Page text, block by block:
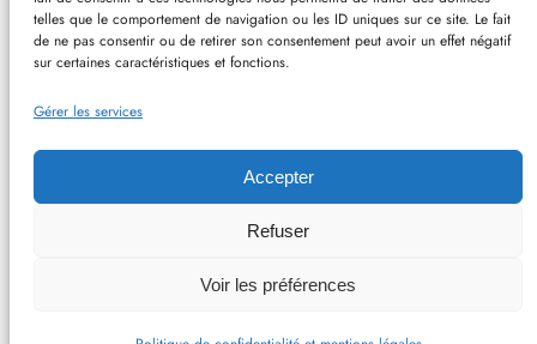
telles que le comportement de navigation ou les ID uniques sur ce site. Le fait
de ne pas consentir ou de retirer son consentement peut avoir un effet négatif
sur certaines caractéristiques et fonctions.
Gérer les services
Accepter
Refuser
Voir les préférences
c
h
e
r
c
pub et indépendant
Philomedia.be – Philosophie, médias et société –
WordPress–RSS